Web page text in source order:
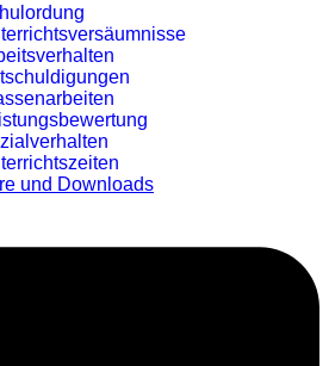
und Downloads